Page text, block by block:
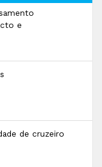
e
de cruzeiro